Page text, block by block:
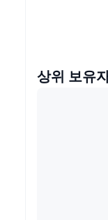
상위 보유